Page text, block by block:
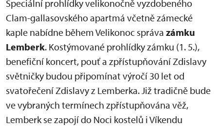
Speciální prohlídky velikonočně vyzdobeného
Clam-gallasovského apartmá včetně zámecké
kaple nabídne během Velikonoc správa zámku
Lemberk. Kostýmované prohlídky zámku (1. 5.),
benefiční koncert, pouť a zpřístupňování Zdislavy
světničky budou připomínat výročí 30 let od
svatořečení Zdislavy z Lemberka. Již tradičně bude
ve vybraných termínech zpřístupňována věž,
Lemberk se zapojí do Noci kostelů i Víkendu